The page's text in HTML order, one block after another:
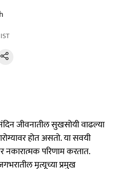
IST
जीवनातील सुखसोयी वाढल्या
होत असतो. या सवयी
नकारात्मक परिणाम करतात.
मृत्यूच्या प्रमुख